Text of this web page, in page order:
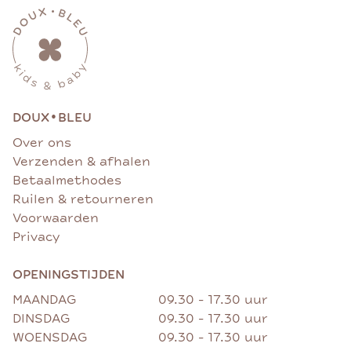
DOUX• BLEU
Over ons
Verzenden & afhalen
Betaalmethodes
Ruilen & retourneren
Voorwaarden
Privacy
OPENINGSTIJDEN
MAANDAG
09.30 - 17.30 uur
DINSDAG
09.30 - 17.30 uur
WOENSDAG
09.30 - 17.30 uur